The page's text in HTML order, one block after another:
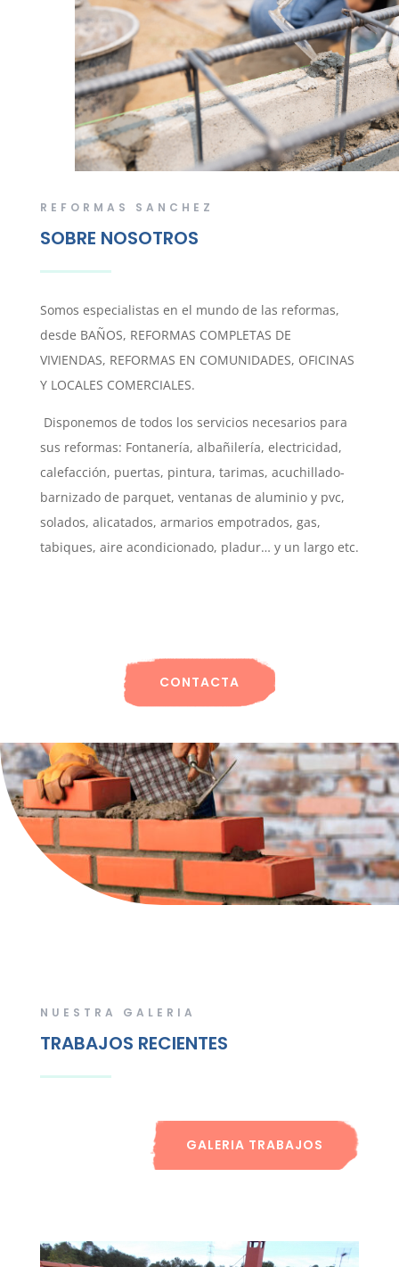
REFORMAS SANCHEZ
SOBRE NOSOTROS
Somos especialistas en el mundo de las reformas,
desde BAÑOS, REFORMAS COMPLETAS DE
VIVIENDAS, REFORMAS EN COMUNIDADES, OFICINAS
Y LOCALES COMERCIALES.
Disponemos de todos los servicios necesarios para
sus reformas: Fontanería, albañilería, electricidad,
calefacción, puertas, pintura, tarimas, acuchillado-
barnizado de parquet, ventanas de aluminio y pvc,
solados, alicatados, armarios empotrados, gas,
tabiques, aire acondicionado, pladur… y un largo etc.
CONTACTA
NUESTRA GALERIA
TRABAJOS RECIENTES
GALERIA TRABAJOS